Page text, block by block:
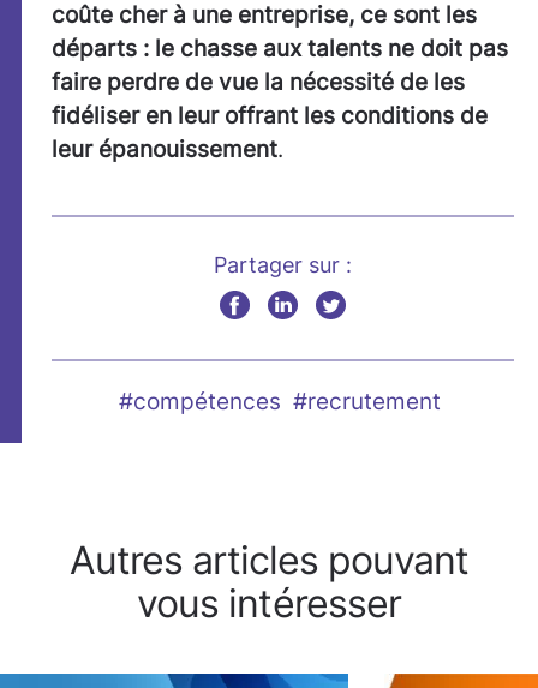
coûte cher à une entreprise, ce sont les
départs : le chasse aux talents ne doit pas
faire perdre de vue la nécessité de les
fidéliser en leur offrant les conditions de
leur épanouissement.
Partager sur :
#compétences #recrutement
Autres articles pouvant
vous intéresser